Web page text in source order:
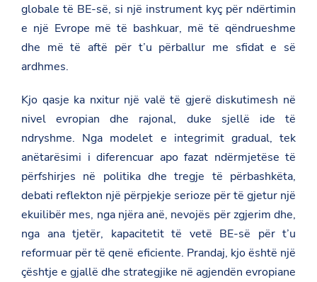
globale të BE-së, si një instrument kyç për ndërtimin
e një Evrope më të bashkuar, më të qëndrueshme
dhe më të aftë për t’u përballur me sfidat e së
ardhmes.
Kjo qasje ka nxitur një valë të gjerë diskutimesh në
nivel evropian dhe rajonal, duke sjellë ide të
ndryshme. Nga modelet e integrimit gradual, tek
anëtarësimi i diferencuar apo fazat ndërmjetëse të
përfshirjes në politika dhe tregje të përbashkëta,
debati reflekton një përpjekje serioze për të gjetur një
ekuilibër mes, nga njëra anë, nevojës për zgjerim dhe,
nga ana tjetër, kapacitetit të vetë BE-së për t’u
reformuar për të qenë eficiente. Prandaj, kjo është një
çështje e gjallë dhe strategjike në agjendën evropiane